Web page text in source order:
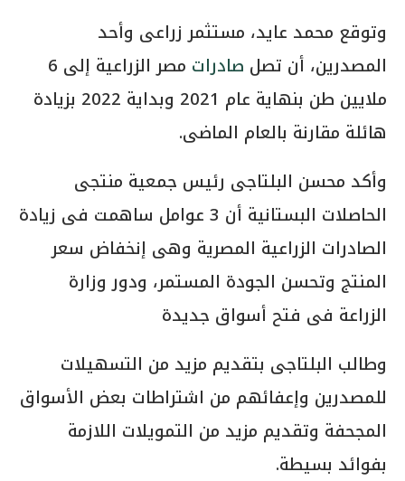
وتوقع محمد عايد، مستثمر زراعى وأحد
المصدرين، أن تصل صادرات
مصر الزراعية إلى 6
ملايين طن بنهاية عام 2021 وبداية 2022 بزيادة
هائلة مقارنة بالعام الماضى.
وأكد محسن البلتاجى رئيس جمعية منتجى
الحاصلات البستانية أن 3 عوامل ساهمت فى زيادة
الصادرات الزراعية المصرية وهى إنخفاض سعر
المنتج وتحسن الجودة المستمر، ودور وزارة
الزراعة فى فتح أسواق جديدة
وطالب البلتاجى بتقديم مزيد من التسهيلات
للمصدرين وإعفائهم من اشتراطات بعض الأسواق
المجحفة وتقديم مزيد من التمويلات اللازمة
بفوائد بسيطة.